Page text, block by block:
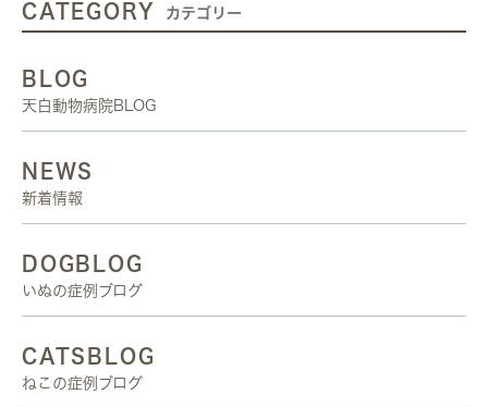
CATEGORY カテゴリー
BLOG
天白動物病院BLOG
NEWS
新着情報
DOGBLOG
いぬの症例ブログ
CATSBLOG
ねこの症例ブログ